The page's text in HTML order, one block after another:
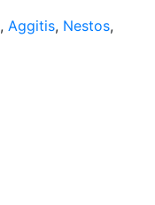
, Aggitis, Nestos,